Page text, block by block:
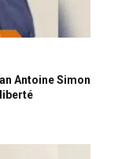
Antoine Simon